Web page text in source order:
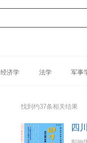
经济学 法学 军事
找到约37条相关结果
四